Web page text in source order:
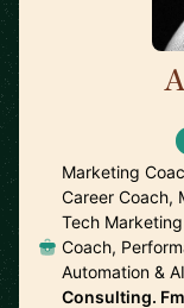
Marketing
Career Coach,
Tech
Coach,
Automation &
Consulting.